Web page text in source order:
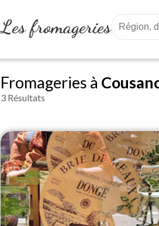
Les fromageries
Fromageries à
3 Résultats